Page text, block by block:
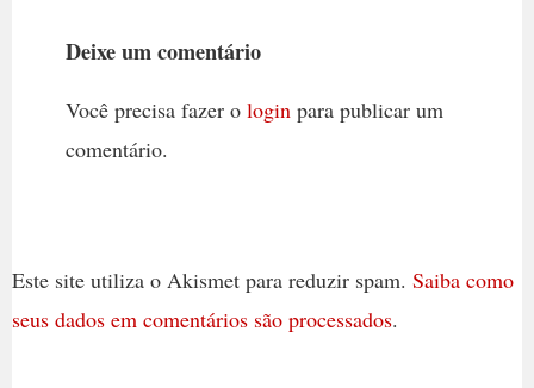
Deixe um comentário
Você precisa fazer o loginpara publicar um
comentário.
Este site utiliza o Akismet para reduzir spam. Saiba como
seus dados em comentários são processados.